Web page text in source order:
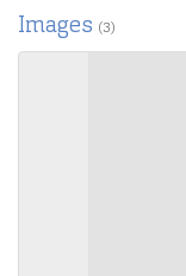
Images (3)